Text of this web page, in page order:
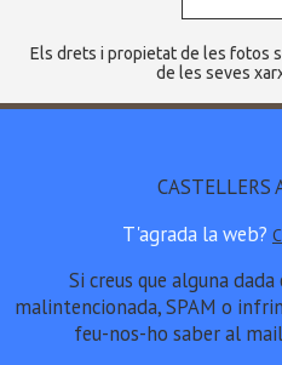
Els drets i propietat de les fotos
de les seves
CASTELLERS
T'agrada la web?
Si creus que alguna
malintencionada, SPAM o
feu-nos-ho saber al mail